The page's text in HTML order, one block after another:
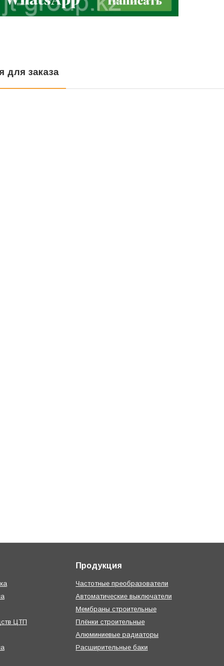
для заказа
ЦТП
Продукция
Частотные преобразователи
Автоматические выключатели
Мембраны строительные
Плёнки строительные
Алюминиевые радиаторы
Расширительные баки